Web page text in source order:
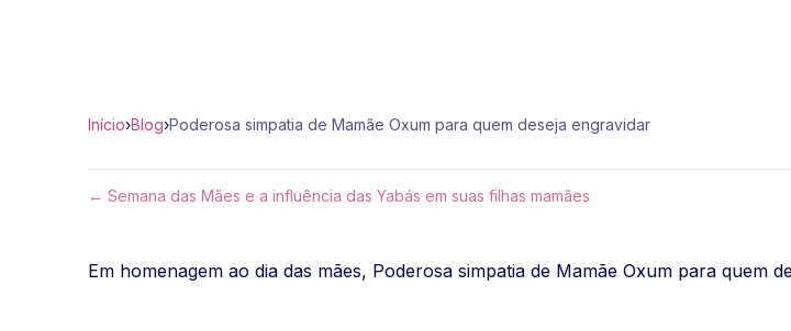
Início›Blog›Poderosa simpatia de Mamãe Oxum para quem deseja engravidar
← Semana das Mães e a influência das Yabás em suas filhas mamães
Em homenagem ao dia das mães, Poderosa simpatia de Mamãe Oxum para quem